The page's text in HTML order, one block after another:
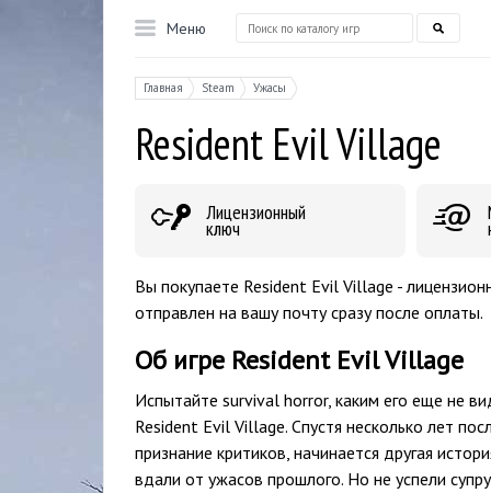
Меню
Главная Steam Ужасы
Resident Evil Village
Лицензионный
ключ
Вы покупаете Resident Evil Village -
отправлен на вашу почту сразу после оплаты.
Об игре Resident Evil Village
Испытайте survival horror, каким его еще не
Resident Evil Village. Спустя несколько лет
признание критиков, начинается другая
вдали от ужасов прошлого. Но не успели